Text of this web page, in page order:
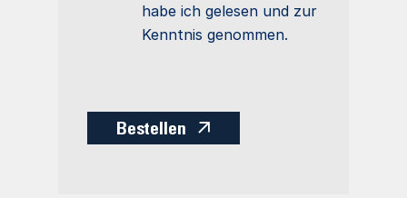
habe ich gelesen und zur
Kenntnis genommen.
Bestellen